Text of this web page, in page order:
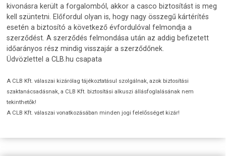
kivonásra került a forgalomból, akkor a casco biztosítást is meg
kell szüntetni. Előfordul olyan is, hogy nagy összegű kártérítés
esetén a biztosító a következő évfordulóval felmondja a
szerződést. A szerződés felmondása után az addig befizetett
időarányos rész mindig visszajár a szerződőnek.
Üdvözlettel a CLB.hu csapata
A CLB Kft. válaszai kizárólag tájékoztatásul szolgálnak, azok biztosítási
szaktanácsadásnak, a CLB Kft. biztosítási alkuszi állásfoglalásának nem
tekinthetők!
A CLB Kft. válaszai vonatkozásában minden jogi felelősséget kizár!